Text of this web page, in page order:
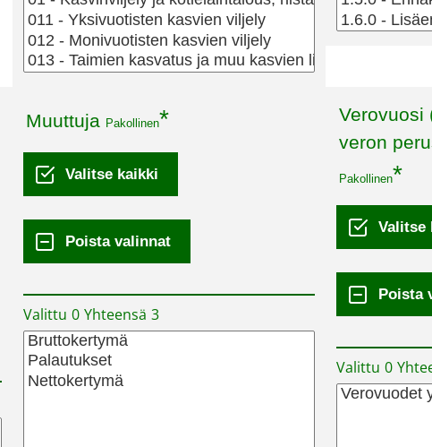
Muuttuja Pakollinen
Valittu 0 Yhteensä 3
Verovuosi (ajanjakso, jolta
veron
Pakollinen
Valittu 0